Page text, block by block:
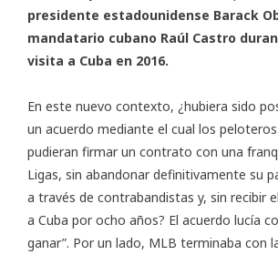
presidente estadounidense Barack
mandatario cubano Raúl Castro
visita a Cuba en 2016.
En este nuevo contexto, ¿hubiera sido
un acuerdo mediante el cual los
pudieran firmar un contrato con una
Ligas, sin abandonar definitivamente su
a través de contrabandistas y, sin recibir
a Cuba por ocho años? El acuerdo lucía
ganar”. Por un lado, MLB terminaba con